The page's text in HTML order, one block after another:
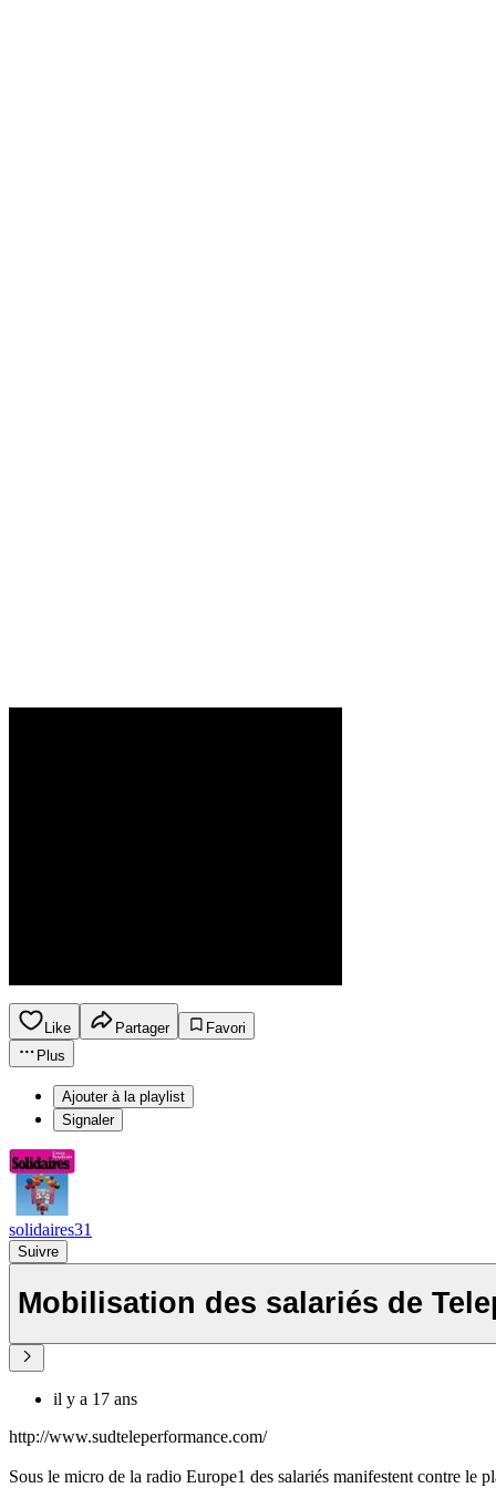
Like Partager
Favori
Plus
Ajouter à la playlist
Signaler
solidaires31
Suivre
Mobilisation des salariés de
il y a 17 ans
http://www.sudteleperformance.com/
Sous le micro de la radio Europe1 des salariés manifestent contre le